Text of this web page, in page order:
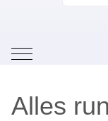
Mobile Menu Toggle
Alles